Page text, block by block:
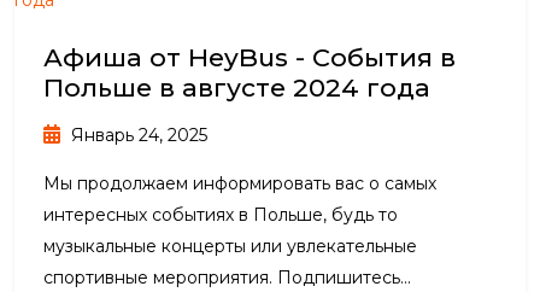
Афиша от HeyBus - События в
Польше в августе 2024 года
Январь 24, 2025
Мы продолжаем информировать вас о самых
интересных событиях в Польше, будь то
музыкальные концерты или увлекательные
спортивные мероприятия. Подпишитесь...